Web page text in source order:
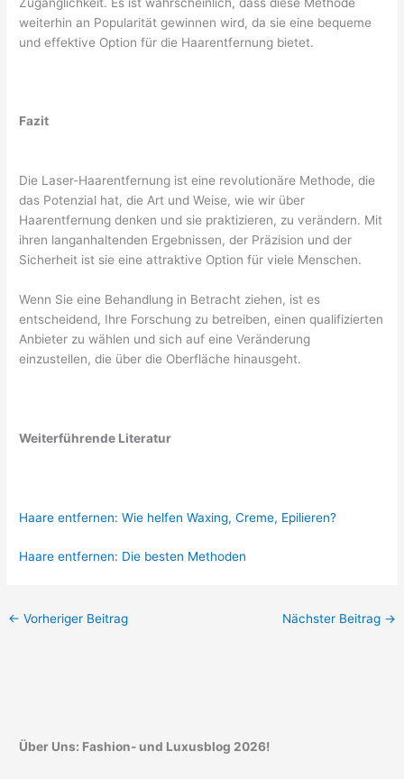
weiterhin an Popularität gewinnen wird, da sie eine bequeme
und effektive Option für die Haarentfernung bietet.
Fazit
Die Laser-Haarentfernung ist eine revolutionäre Methode, die
das Potenzial hat, die Art und Weise, wie wir über
Haarentfernung denken und sie praktizieren, zu verändern. Mit
ihren langanhaltenden Ergebnissen, der Präzision und der
Sicherheit ist sie eine attraktive Option für viele Menschen.
Wenn Sie eine Behandlung in Betracht ziehen, ist es
entscheidend, Ihre Forschung zu betreiben, einen qualifizierten
Anbieter zu wählen und sich auf eine Veränderung
einzustellen, die über die Oberfläche hinausgeht.
Weiterführende Literatur
Haare entfernen: Wie helfen Waxing, Creme, Epilieren?
Haare entfernen: Die besten Methoden
← Vorheriger Beitrag Nächster Beitrag →
Über Uns: Fashion- und Luxusblog 2026!